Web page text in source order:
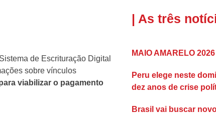
de Escrituração Digital
sobre vínculos
viabilizar o pagamento
| As três
MAIO AMARELO 2026
Peru elege neste
dez anos de crise
Brasil vai buscar